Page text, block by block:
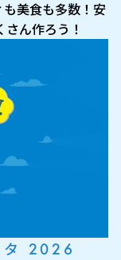
美食も多数！安
ん作ろう！
タ 2026